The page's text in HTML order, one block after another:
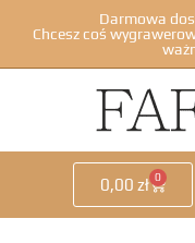
Darmowa
Chcesz coś
0,00 zł 0